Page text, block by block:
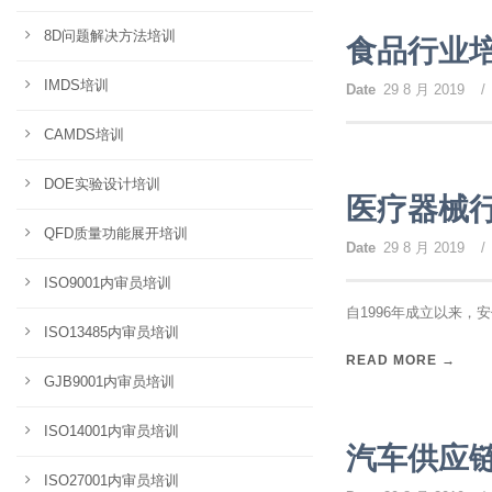
食品行业
Date 29 8 月 2019 /
医疗器械
Date 29 8 月 2019 /
自1996年成立以来，
READ MORE →
汽车供应
8D问题解决方法培训
IMDS培训
CAMDS培训
DOE实验设计培训
QFD质量功能展开培训
ISO9001内审员培训
ISO13485内审员培训
GJB9001内审员培训
ISO14001内审员培训
ISO27001内审员培训